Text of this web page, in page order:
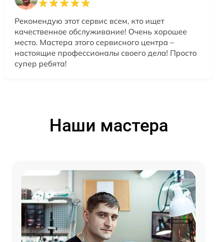
Рекомендую этот сервис всем, кто ищет
качественное обслуживание! Очень хорошее
место. Мастера этого сервисного центра –
настоящие профессионалы своего дела! Просто
супер ребята!
Наши мастера